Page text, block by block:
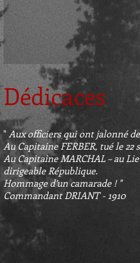
Dédicaces
" Aux officiers qui ont jalonné
Au Capitaine FERBER, tué le
Au Capitaine MARCHAL – au
dirigeable République.
Hommage d’un camarade ! "
Commandant DRIANT - 1910